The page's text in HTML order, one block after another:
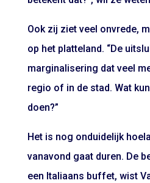
Ook zij ziet veel onvrede,
op het platteland. “De
marginalisering dat veel
regio of in de stad. Wat
doen?”
Het is nog onduidelijk
vanavond gaat duren. De
een Italiaans buffet, wist